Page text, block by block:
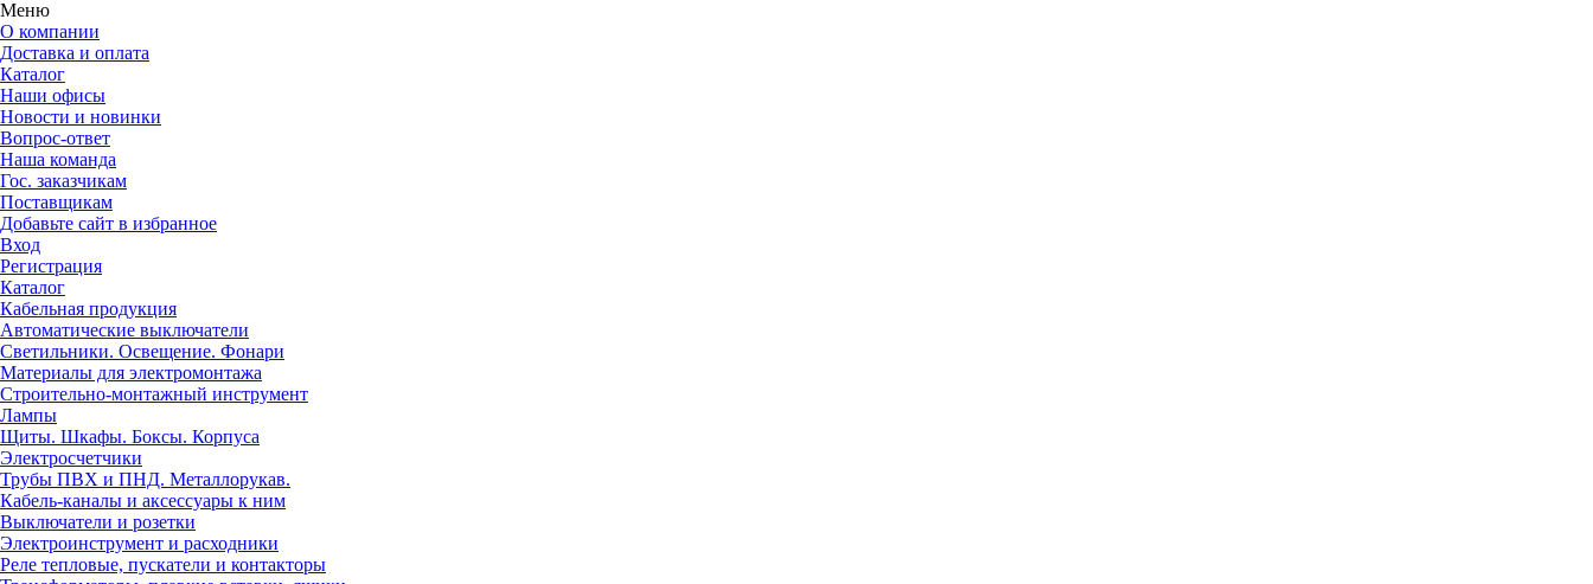
Меню
О компании
Доставка и оплата
Каталог
Наши офисы
Новости и новинки
Вопрос-ответ
Наша команда
Гос. заказчикам
Поставщикам
Добавьте сайт в избранное
Вход
Регистрация
Каталог
Кабельная продукция
Автоматические выключатели
Светильники. Освещение. Фонари
Материалы для электромонтажа
Строительно-монтажный инструмент
Лампы
Щиты. Шкафы. Боксы. Корпуса
Электросчетчики
Трубы ПВХ и ПНД. Металлорукав.
Кабель-каналы и аксессуары к ним
Выключатели и розетки
Электроинструмент и расходники
Реле тепловые, пускатели и контакторы